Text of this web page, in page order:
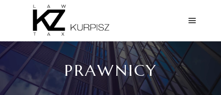
PRAWNICY